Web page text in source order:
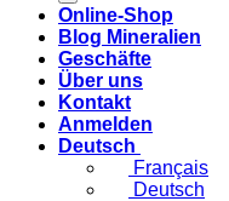
Online-Shop
Blog Mineralien
Geschäfte
Über uns
Kontakt
Anmelden
Deutsch
Français
Deutsch